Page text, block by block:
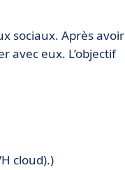
sociaux. Après avoir
avec eux. L’objectif
cloud).)